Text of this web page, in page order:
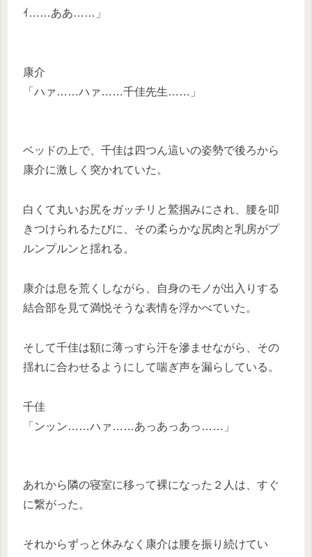
ｲ……ああ……」
康介
「ハァ……ハァ……千佳先生……」
ベッドの上で、千佳は四つん這いの姿勢で後ろから
康介に激しく突かれていた。
白くて丸いお尻をガッチリと鷲掴みにされ、腰を叩
きつけられるたびに、その柔らかな尻肉と乳房がプ
ルンプルンと揺れる。
康介は息を荒くしながら、自身のモノが出入りする
結合部を見て満悦そうな表情を浮かべていた。
そして千佳は額に薄っすら汗を滲ませながら、その
揺れに合わせるようにして喘ぎ声を漏らしている。
千佳
「ンッン……ハァ……あっあっあっ……」
あれから隣の寝室に移って裸になった２人は、すぐ
に繋がった。
それからずっと休みなく康介は腰を振り続けてい